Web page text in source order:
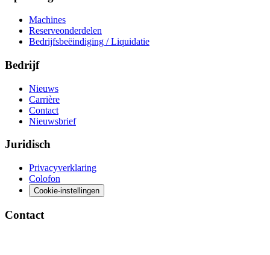
Machines
Reserveonderdelen
Bedrijfsbeëindiging / Liquidatie
Bedrijf
Nieuws
Carrière
Contact
Nieuwsbrief
Juridisch
Privacyverklaring
Colofon
Cookie-instellingen
Contact